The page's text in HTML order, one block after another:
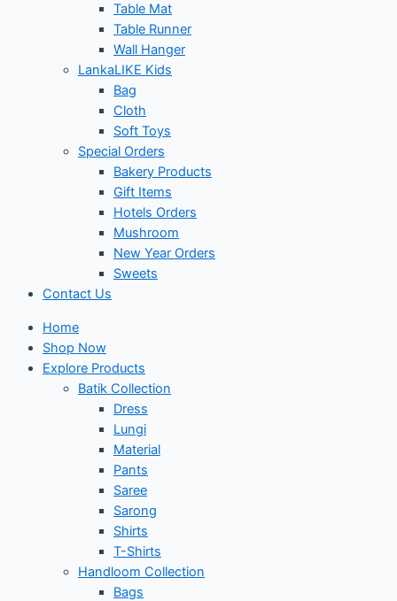
Table Mat
Table Runner
Wall Hanger
LankaLIKE Kids
Bag
Cloth
Soft Toys
Special Orders
Bakery Products
Gift Items
Hotels Orders
Mushroom
New Year Orders
Sweets
Contact Us
Home
Shop Now
Explore Products
Batik Collection
Dress
Lungi
Material
Pants
Saree
Sarong
Shirts
T-Shirts
Handloom Collection
Bags